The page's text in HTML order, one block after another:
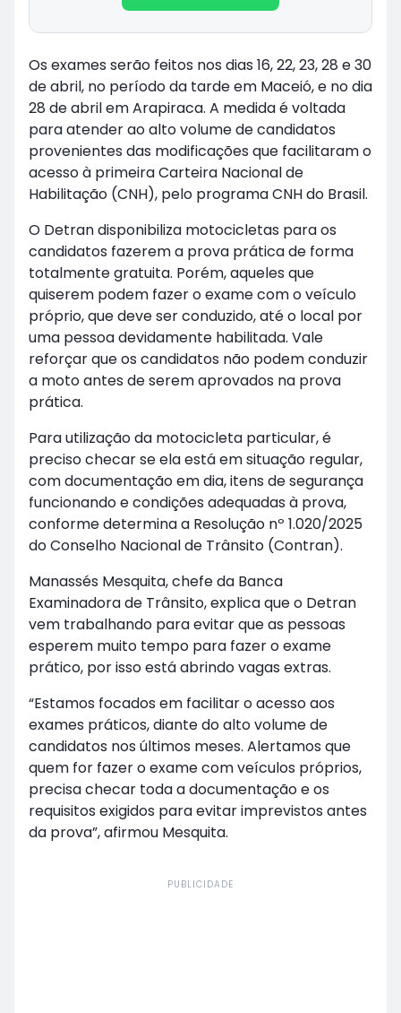
Os exames serão feitos nos dias 16, 22, 23, 28 e 30
de abril, no período da tarde em Maceió, e no dia
28 de abril em Arapiraca. A medida é voltada
para atender ao alto volume de candidatos
provenientes das modificações que facilitaram o
acesso à primeira Carteira Nacional de
Habilitação (CNH), pelo programa CNH do Brasil.
O Detran disponibiliza motocicletas para os
candidatos fazerem a prova prática de forma
totalmente gratuita. Porém, aqueles que
quiserem podem fazer o exame com o veículo
próprio, que deve ser conduzido, até o local por
uma pessoa devidamente habilitada. Vale
reforçar que os candidatos não podem conduzir
a moto antes de serem aprovados na prova
prática.
Para utilização da motocicleta particular, é
preciso checar se ela está em situação regular,
com documentação em dia, itens de segurança
funcionando e condições adequadas à prova,
conforme determina a Resolução nº 1.020/2025
do Conselho Nacional de Trânsito (Contran).
Manassés Mesquita, chefe da Banca
Examinadora de Trânsito, explica que o Detran
vem trabalhando para evitar que as pessoas
esperem muito tempo para fazer o exame
prático, por isso está abrindo vagas extras.
“Estamos focados em facilitar o acesso aos
exames práticos, diante do alto volume de
candidatos nos últimos meses. Alertamos que
quem for fazer o exame com veículos próprios,
precisa checar toda a documentação e os
requisitos exigidos para evitar imprevistos antes
da prova”, afirmou Mesquita.
PUBLICIDADE